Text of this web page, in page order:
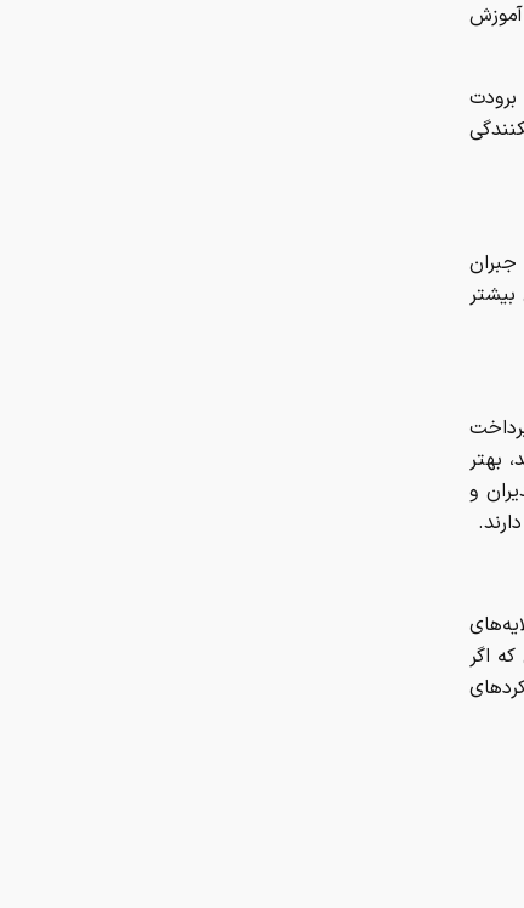
جبران
بهتر
و
اگر